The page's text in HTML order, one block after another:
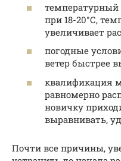
при 18-20°С,
увеличивает
погодные
ветер быстрее
квалификация
равномерно
новичку
выравнивать,
Почти все причины,